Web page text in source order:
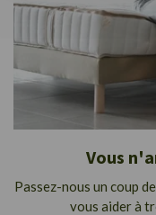
Vous
Passez-nous un coup
vous aider à